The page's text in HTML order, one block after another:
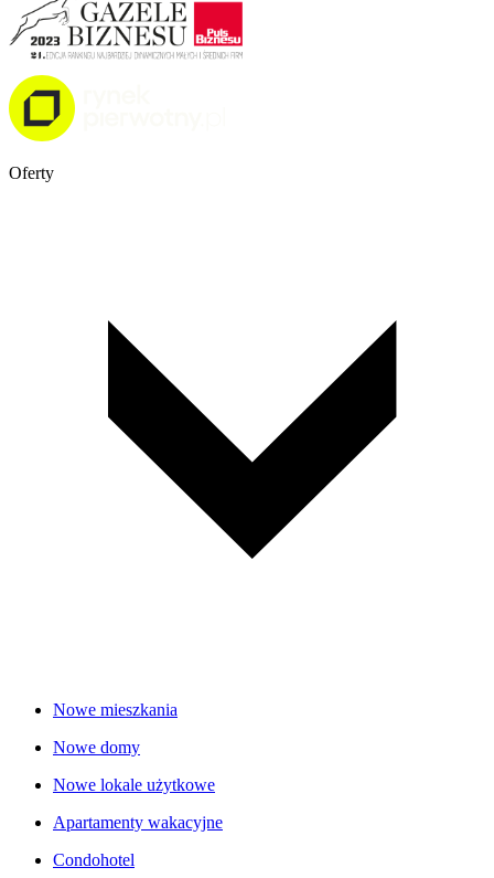
Oferty
Nowe mieszkania
Nowe domy
Nowe lokale użytkowe
Apartamenty wakacyjne
Condohotel